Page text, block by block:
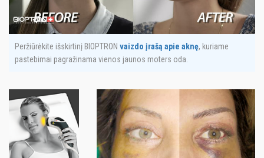
Peržiūrėkite išskirtinį BIOPTRON vaizdo įrašą apie aknę, kuriame
pastebimai pagražinama vienos jaunos moters oda.